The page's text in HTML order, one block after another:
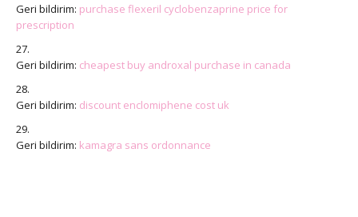
Geri bildirim: purchase flexeril cyclobenzaprine price for
prescription
Geri bildirim: cheapest buy androxal purchase in canada
Geri bildirim: discount enclomiphene cost uk
Geri bildirim: kamagra sans ordonnance